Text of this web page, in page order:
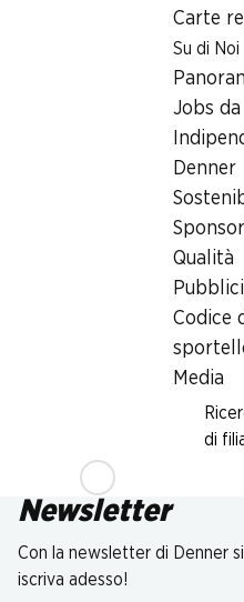
Carte
Su di Noi
Jobs
Denner
Qualità
Codice
Media
di
Newsletter
Con la newsletter di Denner
iscriva adesso!